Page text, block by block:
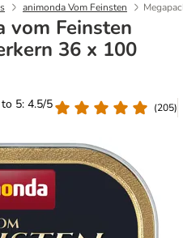
animonda Vom Feinsten
vom Feinsten
36 x 100
5: 4.5/5
(205)